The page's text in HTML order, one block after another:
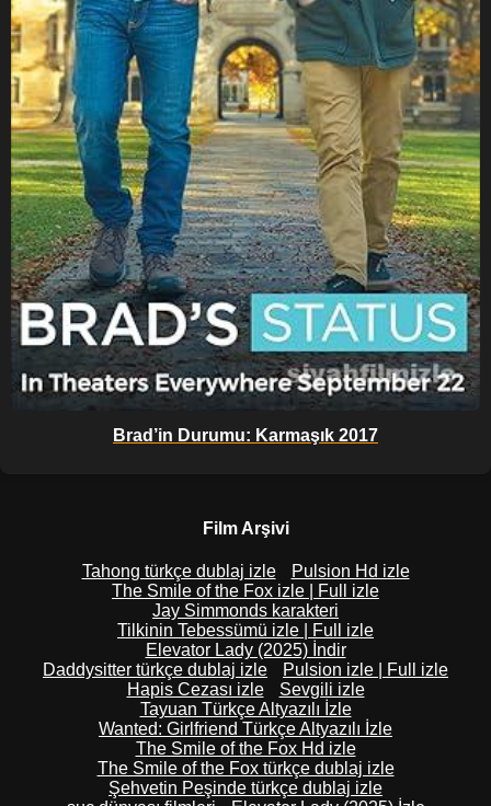
Brad’in Durumu: Karmaşık 2017
Film Arşivi
Tahong türkçe dublaj izle
Pulsion Hd izle
The Smile of the Fox izle | Full izle
Jay Simmonds karakteri
Tilkinin Tebessümü izle | Full izle
Elevator Lady (2025) İndir
Daddysitter türkçe dublaj izle
Pulsion izle | Full izle
Hapis Cezası izle
Sevgili izle
Tayuan Türkçe Altyazılı İzle
Wanted: Girlfriend Türkçe Altyazılı İzle
The Smile of the Fox Hd izle
The Smile of the Fox türkçe dublaj izle
Şehvetin Peşinde türkçe dublaj izle